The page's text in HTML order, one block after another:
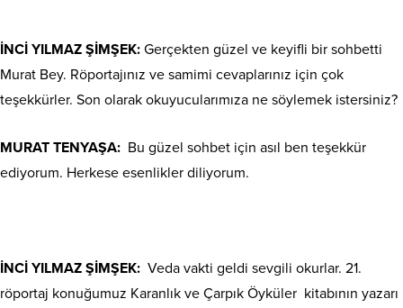
İNCİ YILMAZ ŞİMŞEK: Gerçekten güzel ve keyifli bir sohbetti
Murat Bey. Röportajınız ve samimi cevaplarınız için çok
teşekkürler. Son olarak okuyucularımıza ne söylemek istersiniz?
MURAT TENYAŞA: Bu güzel sohbet için asıl ben teşekkür
ediyorum. Herkese esenlikler diliyorum.
İNCİ YILMAZ ŞİMŞEK: Veda vakti geldi sevgili okurlar. 21.
röportaj konuğumuz Karanlık ve Çarpık Öyküler kitabının yazarı